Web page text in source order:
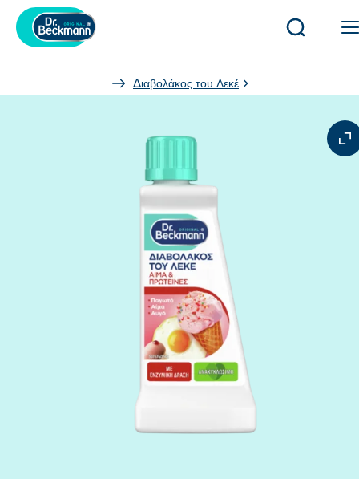
Άνοιγμα/
Διαβολάκος του Λεκέ